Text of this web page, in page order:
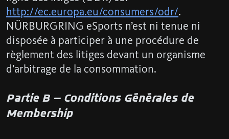
http://ec.europa.eu/consumers/odr/.
NÜRBURGRING eSports n’est ni tenue ni
disposée à participer à une procédure de
règlement des litiges devant un organisme
d’arbitrage de la consommation.
Partie B – Conditions Générales de
Membership